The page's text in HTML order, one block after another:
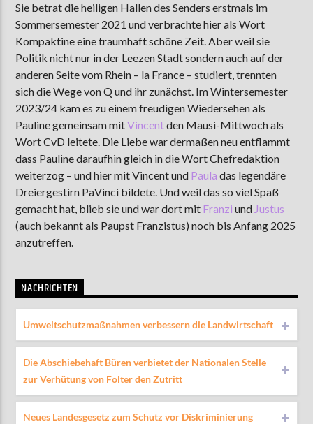
NOTHING IS SAFE (REMX)
CLIPPING. & JONATHAN SNIPES
AKTUELLE SENDUNG
MOEBIUS
12:00 18:00
ZU HÖREN INMünster90,9 MHz 103,9 MHz
Sie betrat die heiligen Hallen des Senders erstmals im
Sommersemester 2021 und verbrachte hier als Wort
Kompaktine eine traumhaft schöne Zeit. Aber weil sie
Politik nicht nur in der Leezen Stadt sondern auch auf der
anderen Seite vom Rhein – la France – studiert, trennten
sich die Wege von Q und ihr zunächst. Im Wintersemester
2023/24 kam es zu einem freudigen Wiedersehen als
Pauline gemeinsam mitVincentden Mausi-Mittwoch als
Wort CvD leitete. Die Liebe war dermaßen neu entflammt
dass Pauline daraufhin gleich in die Wort Chefredaktion
weiterzog – und hier mit Vincent und Paula das legendäre
Dreiergestirn PaVinci bildete. Und weil das so viel Spaß
gemacht hat, blieb sie und war dort mit Franzi und Justus
(auch bekannt als Paupst Franzistus) noch bis Anfang 2025
anzutreffen.
NACHRICHTEN
Umweltschutzmaßnahmen verbessern die Landwirtschaft
Die Abschiebehaft Büren verbietet der Nationalen Stelle
zur Verhütung von Folter den Zutritt
Neues Landesgesetz zum Schutz vor Diskriminierung